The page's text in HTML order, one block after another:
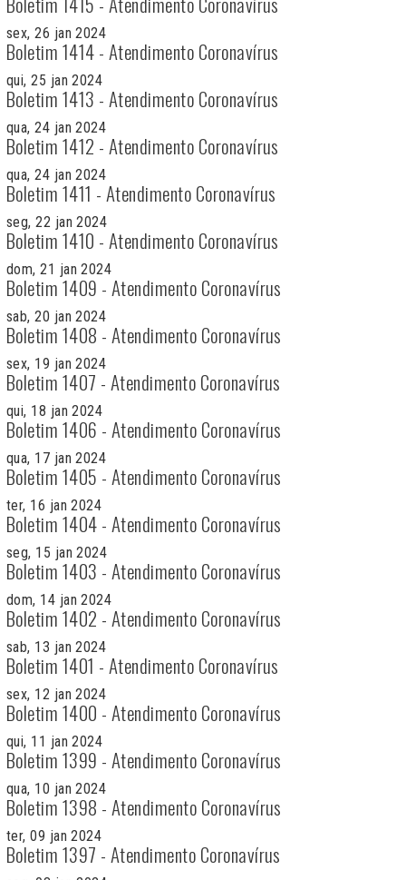
sex, 26 jan 2024
Boletim 1414 - Atendimento Coronavírus
qui, 25 jan 2024
Boletim 1413 - Atendimento Coronavírus
qua, 24 jan 2024
Boletim 1412 - Atendimento Coronavírus
qua, 24 jan 2024
Boletim 1411 - Atendimento Coronavírus
seg, 22 jan 2024
Boletim 1410 - Atendimento Coronavírus
dom, 21 jan 2024
Boletim 1409 - Atendimento Coronavírus
sab, 20 jan 2024
Boletim 1408 - Atendimento Coronavírus
sex, 19 jan 2024
Boletim 1407 - Atendimento Coronavírus
qui, 18 jan 2024
Boletim 1406 - Atendimento Coronavírus
qua, 17 jan 2024
Boletim 1405 - Atendimento Coronavírus
ter, 16 jan 2024
Boletim 1404 - Atendimento Coronavírus
seg, 15 jan 2024
Boletim 1403 - Atendimento Coronavírus
dom, 14 jan 2024
Boletim 1402 - Atendimento Coronavírus
sab, 13 jan 2024
Boletim 1401 - Atendimento Coronavírus
sex, 12 jan 2024
Boletim 1400 - Atendimento Coronavírus
qui, 11 jan 2024
Boletim 1399 - Atendimento Coronavírus
qua, 10 jan 2024
Boletim 1398 - Atendimento Coronavírus
ter, 09 jan 2024
Boletim 1397 - Atendimento Coronavírus